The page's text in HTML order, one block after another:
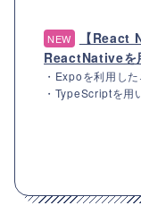
NEW
【React
ReactNativeを
・Expoを利用し
・TypeScriptを用